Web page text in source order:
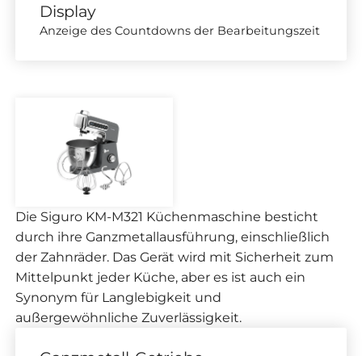
Display
Anzeige des Countdowns der Bearbeitungszeit
Die Siguro KM-M321 Küchenmaschine besticht
durch ihre Ganzmetallausführung, einschließlich
der Zahnräder. Das Gerät wird mit Sicherheit zum
Mittelpunkt jeder Küche, aber es ist auch ein
Synonym für Langlebigkeit und
außergewöhnliche Zuverlässigkeit.